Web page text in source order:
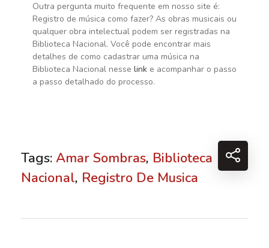
Outra pergunta muito frequente em nosso site é:
Registro de música como fazer? As obras musicais ou
qualquer obra intelectual podem ser registradas na
Biblioteca Nacional. Você pode encontrar mais
detalhes de como cadastrar uma música na
Biblioteca Nacional nesse linke acompanhar o passo
a passo detalhado do processo.
Tags: Amar Sombras, Biblioteca
Nacional, Registro De Musica